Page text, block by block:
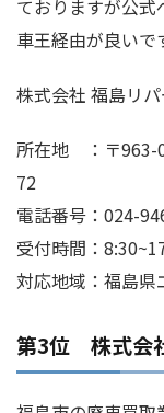
ておりますが公
車王経由が良いで
株式会社 福島リ
所在地 ：〒963-
72
電話番号：024-
受付時間：
対応地域：福島県
第3位 株式会